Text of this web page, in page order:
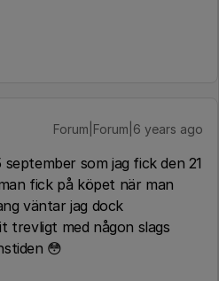
Forum|Forum|6 years ago
september som jag fick den 21
fick på köpet när man
väntar jag dock
trevligt med någon slags
😳